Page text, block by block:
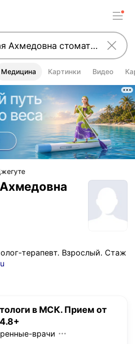
Медицина Картинки Видео
терапевт. Взрослый. Стаж
в МСК. Прием от
врачи